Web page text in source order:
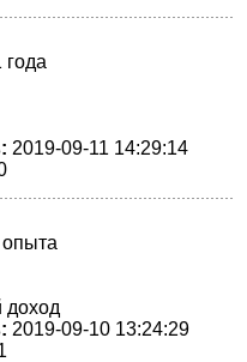
года
2019-09-11 14:29:14
опыта
доход
2019-09-10 13:24:29